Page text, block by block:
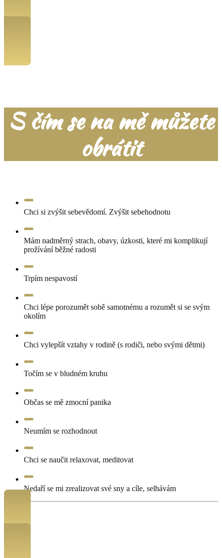
Chci si objednat konzultaci
S čím se na mě můžete
obrátit
Chci si zvýšit sebevědomí. Zvýšit sebehodnotu
Mám nadměrný strach, obavy, úzkosti, které mi komplikují
prožívání běžné radosti
Trpím nespavostí
Chci lépe porozumět sobě samotnému a rozumět si se svým
okolím
Chci vylepšít vztahy v rodině (s rodiči, nebo svými dětmi)
Točím se v bludném kruhu
Občas se mě zmocní panika
Neumím se rozhodnout
Chci se naučit relaxovat, meditovat
Nedaří se mi zrealizovat své sny a cíle, selhávám
Ceník a objednávka konzultace